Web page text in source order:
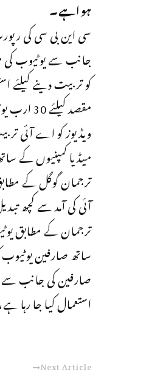
ہواہے۔
سی این بی سی کی
جانب سے یوٹیوب کی
کو تربیت دینے
مقصد
ویڈیوز کو اے آئی
میڈیا کمپنیوں کے
ترجمان گوگل کے
آئی کی آمد سے کچھ
ترجمان کے مطابق
ساتھ صارفین یوٹیوب
صارفین کی جانب سے
استعمال کیا جا رہا
Next Article